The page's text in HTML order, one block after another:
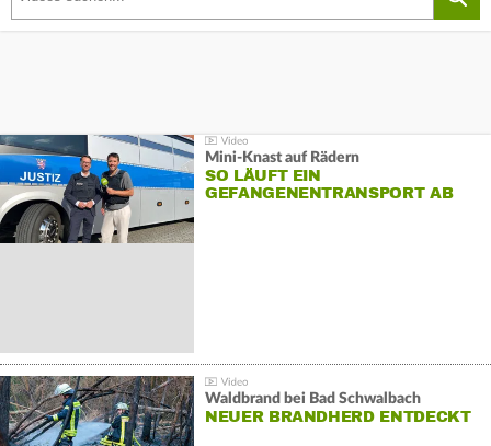
Mini-Knast auf Rädern
SO LÄUFT EIN
GEFANGENENTRANSPORT AB
Waldbrand bei Bad Schwalbach
NEUER BRANDHERD ENTDECKT